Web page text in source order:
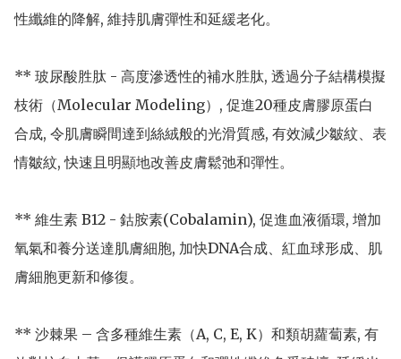
性纖維的降解, 維持肌膚彈性和延緩老化。
** 玻尿酸胜肽 - 高度滲透性的補水胜肽, 透過分子結構模擬
枝術（Molecular Modeling）, 促進20種皮膚膠原蛋白
合成, 令肌膚瞬間達到絲絨般的光滑質感, 有效減少皺紋、表
情皺紋, 快速且明顯地改善皮膚鬆弛和彈性。
** 維生素 B12 - 鈷胺素(Cobalamin), 促進血液循環, 增加
氧氣和養分送達肌膚細胞, 加快DNA合成、紅血球形成、肌
膚細胞更新和修復。
** 沙棘果 – 含多種維生素（A, C, E, K）和類胡蘿蔔素, 有